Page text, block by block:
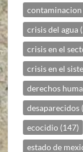
crisis del agua
crisis en el
crisis en el
derechos
desaparecidos
ecocidio (147)
estado de